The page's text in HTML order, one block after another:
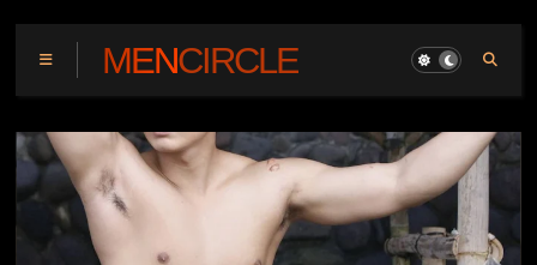
MENCIRCLE